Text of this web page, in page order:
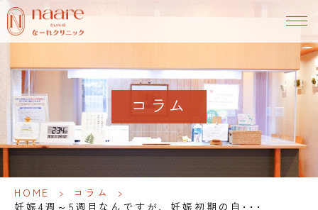
コラム
HOME > コラム
>
妊娠4週～5週目なんですが、妊娠初期の自･･･